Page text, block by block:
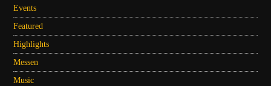
Events
Featured
Highlights
Messen
Music